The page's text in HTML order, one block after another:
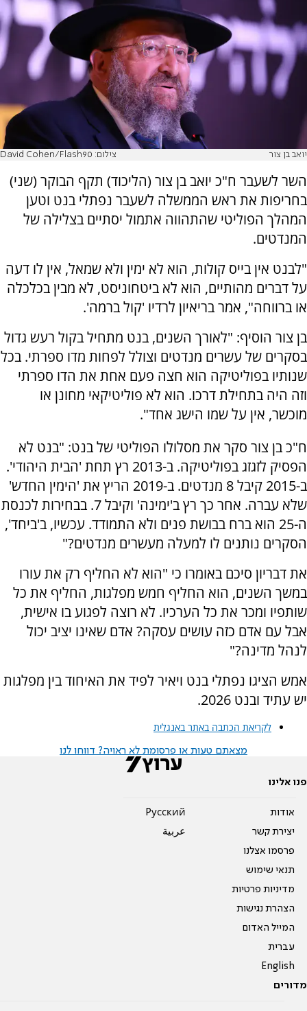
יואב בן צור צילום: David Cohen/Flash90
השר לשעבר ח"כ יואב בן צור (הליכוד) תקף הבוקר (שני)
בחריפות את ראש הממשלה לשעבר נפתלי בנט וטען
המהלך הפוליטי שהתהווה אתמול יסתיים בצלילה של
המנדטים.
"לבנט אין בייס קולות, הוא לא ימין ולא שמאל, אין לו דעה
על דברים מהותיים, הוא לא ביטחוניסט, לא מבין בכלכלה
או ברווחה", אמר בריאיון לרדיו 'קול ברמה'.
בן צור הוסיף: "לאורך השנים, בנט מתחיל בקול רעש גדול
בסקרים של עשרים מנדטים וצולל לפחות מדו ספרתי. בכל
שנותיו בפוליטיקה הוא חצה פעם אחת את הדו ספרתי
וזה היה בתחילת דרכו. הוא לא פוליטיקאי מחונן או
מוכשר, אין על שמו הישג אחד".
ח"כ בן צור סקר את מסלולו הפוליטי של בנט: "בנט לא
הפסיק לזגזג בפוליטיקה. ב-2013 רץ תחת 'הבית היהודי'.
ב-2015 קיבל 8 מנדטים. ב-2019 הריץ את 'הימין החדש'
שלא עברה. אחר כך רץ ב'ימינה' וקיבל 7. בבחירות לכנסת
ה-25 הוא ברח בבושת פנים ולא התמודד. עכשיו, ב'ביחד',
הסקרים נותנים לו למעלה מעשרים מנדטים?"
את דבריון סיכם באומרו כי "הוא לא החליף רק את עורו
במשך השנים, הוא החליף חמש מפלגות, החליף את כל
שותפיו ומכר את כל הערכיו. לא רוצה לפגוע בו אישית,
אבל עם אדם כזה עושים עסקה? אדם שאינו יציב יכול
לנהל מדינה?"
אמש הציגו נפתלי בנט ויאיר לפיד את האיחוד בין מפלגות
יש עתיד ובנט 2026.
לקריאת הכתבה באתר באנגלית
מצאתם טעות או פרסומת לא ראויה? דווחו לנו
פנו אלינו
אודות
יצירת קשר
פרסמו אצלנו
תנאי שימוש
מדיניות פרטיות
הצהרת נגישות
המייל האדום
עברית
English
Pусский
عربية
מדורים